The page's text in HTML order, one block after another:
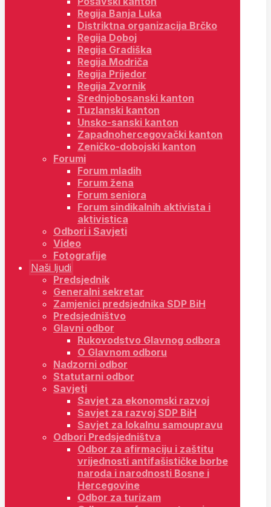
Regija Banja Luka
Distriktna organizacija Brčko
Regija Doboj
Regija Gradiška
Regija Modriča
Regija Prijedor
Regija Zvornik
Srednjobosanski kanton
Tuzlanski kanton
Unsko-sanski kanton
Zapadnohercegovački kanton
Zeničko-dobojski kanton
Forumi
Forum mladih
Forum žena
Forum seniora
Forum sindikalnih aktivista i
aktivistica
Odbori i Savjeti
Video
Fotografije
Naši ljudi
Predsjednik
Generalni sekretar
Zamjenici predsjednika SDP BiH
Predsjedništvo
Glavni odbor
Rukovodstvo Glavnog odbora
O Glavnom odboru
Nadzorni odbor
Statutarni odbor
Savjeti
Savjet za ekonomski razvoj
Savjet za razvoj SDP BiH
Savjet za lokalnu samoupravu
Odbori Predsjedništva
Odbor za afirmaciju i zaštitu
vrijednosti antifašističke borbe
naroda i narodnosti Bosne i
Hercegovine
Odbor za turizam